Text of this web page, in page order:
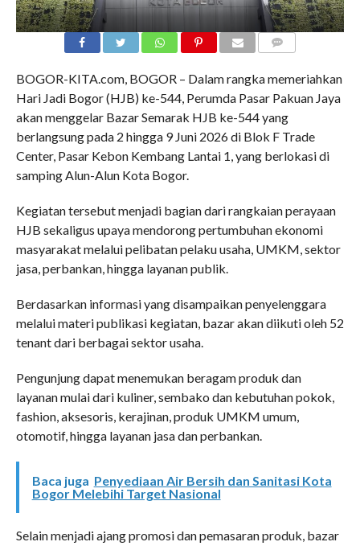
BOGOR-KITA.com, BOGOR – Dalam rangka memeriahkan
Hari Jadi Bogor (HJB) ke-544, Perumda Pasar Pakuan Jaya
akan menggelar Bazar Semarak HJB ke-544 yang
berlangsung pada 2 hingga 9 Juni 2026 di Blok F Trade
Center, Pasar Kebon Kembang Lantai 1, yang berlokasi di
samping Alun-Alun Kota Bogor.
Kegiatan tersebut menjadi bagian dari rangkaian perayaan
HJB sekaligus upaya mendorong pertumbuhan ekonomi
masyarakat melalui pelibatan pelaku usaha, UMKM, sektor
jasa, perbankan, hingga layanan publik.
Berdasarkan informasi yang disampaikan penyelenggara
melalui materi publikasi kegiatan, bazar akan diikuti oleh 52
tenant dari berbagai sektor usaha.
Pengunjung dapat menemukan beragam produk dan
layanan mulai dari kuliner, sembako dan kebutuhan pokok,
fashion, aksesoris, kerajinan, produk UMKM umum,
otomotif, hingga layanan jasa dan perbankan.
Baca juga Penyediaan Air Bersih dan Sanitasi Kota
Bogor Melebihi Target Nasional
Selain menjadi ajang promosi dan pemasaran produk, bazar